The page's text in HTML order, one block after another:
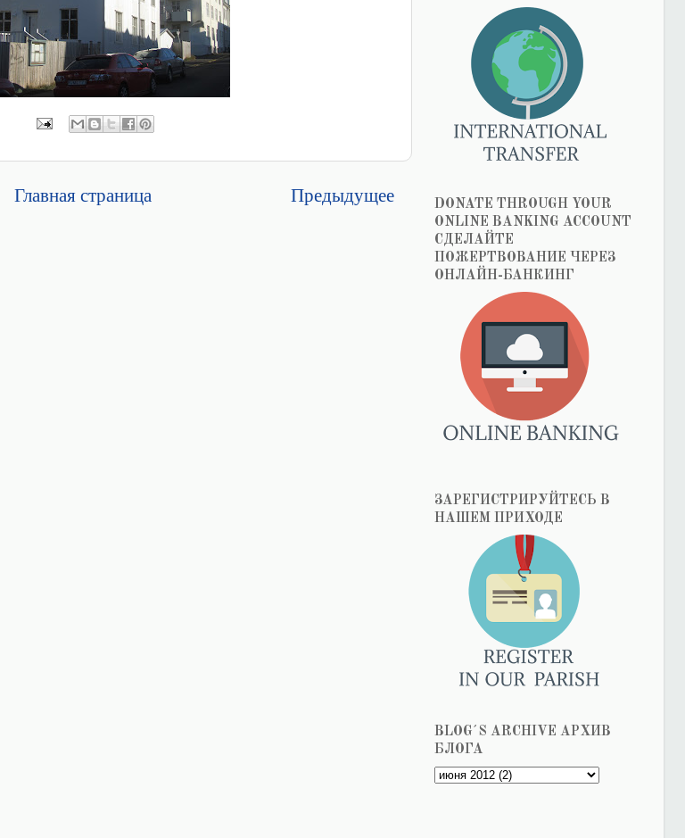
Предыдущее
Главная страница
DONATE THROUGH YOUR
ONLINE BANKING ACCOUNT
СДЕЛАЙТЕ
ПОЖЕРТВОВАНИЕ ЧЕРЕЗ
ОНЛАЙН-БАНКИНГ
ЗАРЕГИСТРИРУЙТЕСЬ В
НАШЕМ ПРИХОДЕ
BLOG´S ARCHIVE АРХИВ
БЛОГА